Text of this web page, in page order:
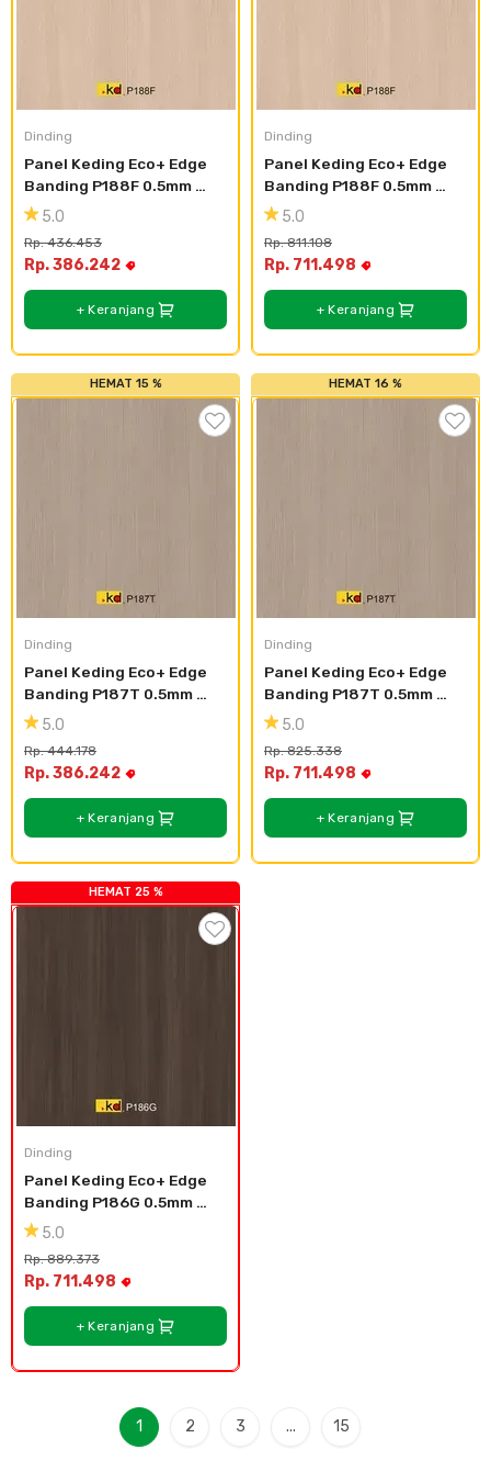
Dinding
Panel Keding Eco+ Edge
Banding P188F 0.5mm
White Oak-Ceruse - 25mm
5.0
Rp. 436.453
Rp. 386.242
+ Keranjang
Dinding
Panel Keding Eco+ Edge
Banding P188F 0.5mm
White Oak-Ceruse -
5.0
Rp. 811.108
Rp. 711.498
+ Keranjang
HEMAT 15 %
Dinding
Panel Keding Eco+ Edge
Banding P187T 0.5mm
White Oak - 25mm X 0.5mm
5.0
Rp. 444.178
Rp. 386.242
+ Keranjang
HEMAT 16 %
Dinding
Panel Keding Eco+ Edge
Banding P187T 0.5mm
White Oak - 610mm X
5.0
Rp. 825.338
Rp. 711.498
+ Keranjang
HEMAT 25 %
Dinding
Panel Keding Eco+ Edge
Banding P186G 0.5mm
Teak - 610mm X 0.5mm X
5.0
Rp. 889.373
Rp. 711.498
+ Keranjang
1 2 3 ... 15